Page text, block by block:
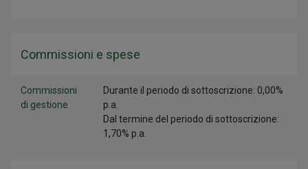
Commissioni e spese
Commissioni
di gestione
Durante il periodo di sottoscrizione: 0,00%
p.a.
Dal termine del periodo di sottoscrizione:
1,70% p.a.